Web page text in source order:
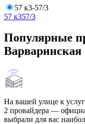
57 к3-57/3
57 к357/3
Популярные
Варваринская
На вашей улице к
2 провайдера —
выбрали для вас